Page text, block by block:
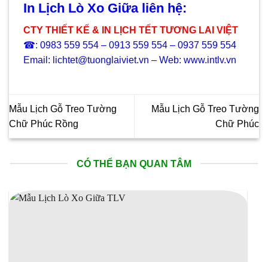
In Lịch Lò Xo Giữa liên hệ:
CTY THIẾT KẾ & IN LỊCH TẾT TƯƠNG LAI VIỆT
☎: 0983 559 554 – 0913 559 554 – 0937 559 554
Email: lichtet@tuonglaiviet.vn – Web: www.intlv.vn
Mẫu Lịch Gỗ Treo Tường
Chữ Phúc Rồng
Mẫu Lịch Gỗ Treo Tường
Chữ Phúc
CÓ THỂ BẠN QUAN TÂM